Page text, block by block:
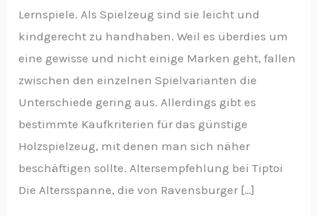
Lernspiele. Als Spielzeug sind sie leicht und
kindgerecht zu handhaben. Weil es überdies um
eine gewisse und nicht einige Marken geht, fallen
zwischen den einzelnen Spielvarianten die
Unterschiede gering aus. Allerdings gibt es
bestimmte Kaufkriterien für das günstige
Holzspielzeug, mit denen man sich näher
beschäftigen sollte. Altersempfehlung bei Tiptoi
Die Altersspanne, die von Ravensburger […]